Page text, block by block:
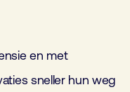
en met
sneller hun weg